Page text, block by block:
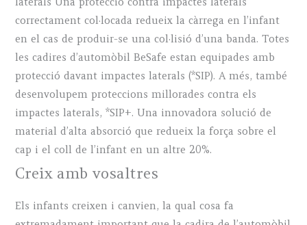
correctament col·locada redueix la càrrega en l’infant
en el cas de produir-se una col·lisió d’una banda. Totes
les cadires d’automòbil BeSafe estan equipades amb
protecció davant impactes laterals (*SIP). A més, també
desenvolupem proteccions millorades contra els
impactes laterals, *SIP+. Una innovadora solució de
material d’alta absorció que redueix la força sobre el
cap i el coll de l’infant en un altre 20%.
Creix amb vosaltres
Els infants creixen i canvien, la qual cosa fa